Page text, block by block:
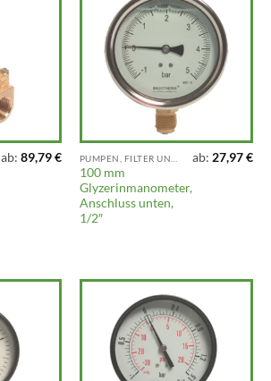
ab:89,79€
100 mm
Glyzerinmanometer,
Anschluss unten,
1/2″
ab: 27,97€